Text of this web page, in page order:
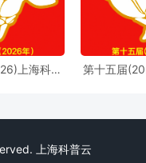
上海科普
第十五届
上海科普云